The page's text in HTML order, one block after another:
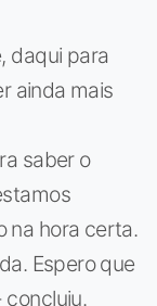
daqui para
ainda mais
saber o
na hora certa.
Espero que